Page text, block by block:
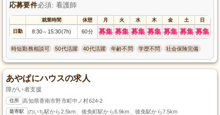
応募要件必須: 看護師
就業時間 休憩 月 火 水 木 金 土 日
日勤 8:30～ 15:30(7h) 60分 募集 募集 募集 募集 募集 募集 募集
時短勤務相談可 50代活躍 40代活躍 年齢不問 学歴不問 社会保険完備
あやぱにハウスの求人
障がい者支援
住所 高知県香南市野市町中ノ村624-2
最寄駅 のいち駅から2.5km、後免町駅から6.9km、後免駅から7.5km